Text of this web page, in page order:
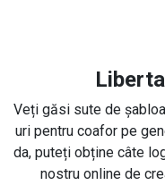
Veți găsi sute de
uri pentru coafor pe
da, puteți obține câte
nostru online de